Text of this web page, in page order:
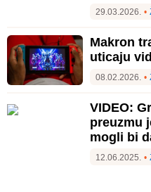
29.03.2026. •
Makron
uticaju
08.02.2026. •
VIDEO:
preuzmu
mogli bi
12.06.2025. •